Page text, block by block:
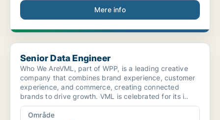
Mere info
Senior Data Engineer
Senior Data Engineer
Who We AreVML, part of WPP, is a leading creative
company that combines brand experience, customer
experience, and commerce, creating connected
brands to drive growth. VML is celebrated for its i..
Område